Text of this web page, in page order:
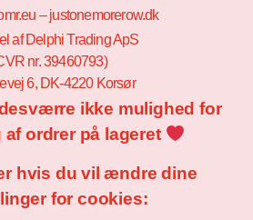
– justonemorerow.dk
af Delphi Trading ApS
nr. 39460793)
6, DK-4220 Korsør
ikke mulighed for
ordrer på lageret
hvis du vil ændre dine
for cookies: